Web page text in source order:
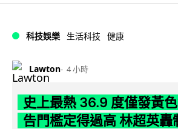
科技娛樂 生活科技 健康
Lawton 4 小時
史上最熱 36.9 度僅發黃
告門檻定得過高 林超英轟